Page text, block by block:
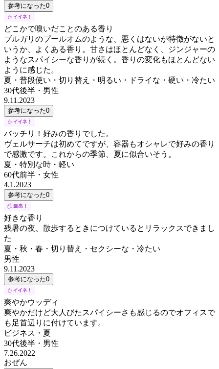
参考になった0
どこかで嗅いだことのある香り
ブルガリのプールオムのような、悪くはないが特徴がないと
いうか、よくある香り。甘さはほとんどなく、ジンジャーの
ようなスパイシーな香りが続く。香りの変化もほとんどない
ように感じた。
夏・普段使い・切り替え・明るい・ドライな・硬い・冷たい
30代後半 ・ 男性
9.11.2023
参考になった0
バッチリ！好みの香りでした。
ヴェルサーチは初めてですが、容器もオシャレで好みの香り
で感激です。これからの季節、夏に似合いそう。
夏・特別な時・軽い
60代前半 ・ 女性
4.1.2023
参考になった0
好きな香り
残暑の夜、散歩するときにつけているとリラックスできまし
た
夏・秋・春・切り替え・セクシーな・冷たい
男性
9.11.2023
参考になった0
爽やかウッディ
爽やかだけど大人びたスパイシーさも感じるのでオフィスで
も足首辺りに付けています。
ビジネス・夏
30代後半 ・ 男性
7.26.2022
おぜん